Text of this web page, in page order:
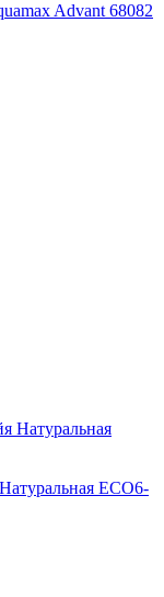
Advant 68082
ЕСО6-